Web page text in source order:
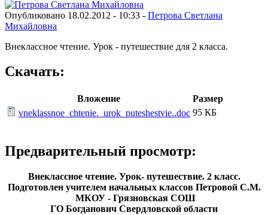
Опубликовано 18.02.2012 - 10:33 - Петрова Светлана
Михайловна
Внеклассное чтение. Урок - путешествие для 2 класса.
Скачать:
Вложение
Размер
vneklassnoe_chtenie._urok_puteshestvie..doc 95 КБ
Предварительный просмотр:
Внеклассное чтение. Урок- путешествие. 2 класс.
Подготовлен учителем начальных классов Петровой С.М.
МКОУ - Грязновская СОШ
ГО Богданович Свердловской области